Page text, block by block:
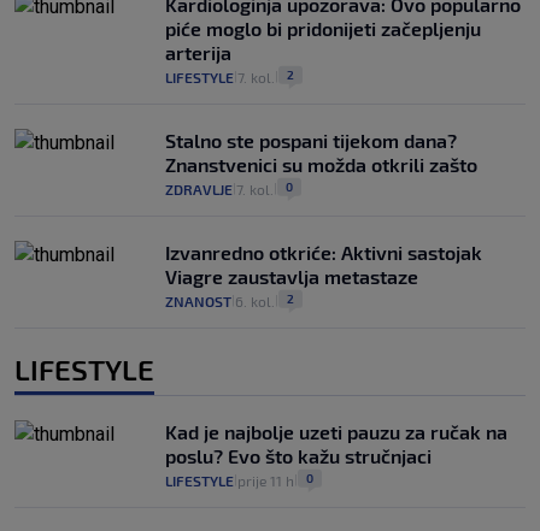
Kardiologinja upozorava: Ovo popularno
piće moglo bi pridonijeti začepljenju
arterija
LIFESTYLE 7. kol. 2
Stalno ste pospani tijekom dana?
Znanstvenici su možda otkrili zašto
ZDRAVLJE 7. kol. 0
Izvanredno otkriće: Aktivni sastojak
Viagre zaustavlja metastaze
ZNANOST 6. kol. 2
LIFESTYLE
Kad je najbolje uzeti pauzu za ručak na
poslu? Evo što kažu stručnjaci
LIFESTYLE prije 11 h 0